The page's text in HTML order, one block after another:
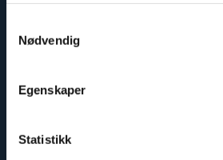
Nødvendig
Egenskaper
Statistikk